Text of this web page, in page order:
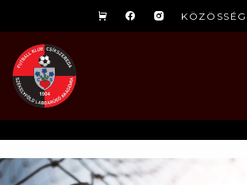
KÖZÖSSÉG